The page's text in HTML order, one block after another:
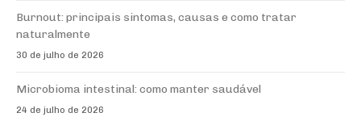
Burnout: principais sintomas, causas e como tratar
naturalmente
30 de julho de 2026
Microbioma intestinal: como manter saudável
24 de julho de 2026